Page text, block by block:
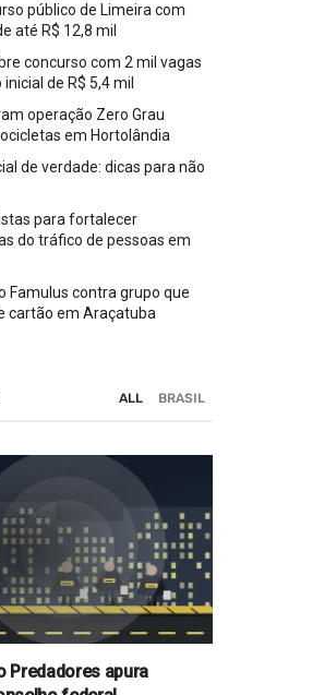
público de Limeira com
até R$ 12,8 mil
concurso com 2 mil vagas
de R$ 5,4 mil
operação Zero Grau
em Hortolândia
de verdade: dicas para não
para fortalecer
do tráfico de pessoas em
Famulus contra grupo que
cartão em Araçatuba
ALL BRASIL
Predadores apura